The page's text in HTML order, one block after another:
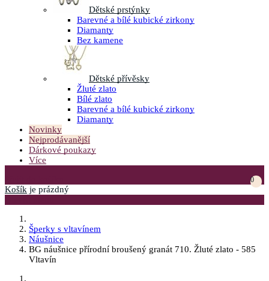
Dětské prstýnky
Barevné a bílé kubické zirkony
Diamanty
Bez kamene
Dětské přívěsky
Žluté zlato
Bílé zlato
Barevné a bílé kubické zirkony
Diamanty
Novinky
Nejprodávanější
Dárkové poukazy
Více
0
Košík je prázdný
Šperky s vltavínem
Náušnice
BG náušnice přírodní broušený granát 710. Žluté zlato - 585
Vltavín